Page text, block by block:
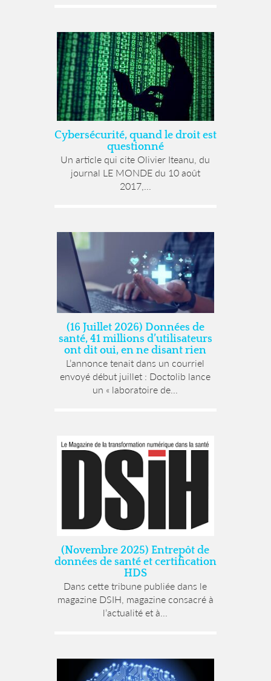
Cybersécurité, quand le droit est
questionné
Un article qui cite Olivier Iteanu, du
journal LE MONDE du 10 août
2017,...
(16 Juillet 2026) Données de
santé, 41 millions d’utilisateurs
ont dit oui, en ne disant rien
L’annonce tenait dans un courriel
envoyé début juillet : Doctolib lance
un « laboratoire de...
(Novembre 2025) Entrepôt de
données de santé et certification
HDS
Dans cette tribune publiée dans le
magazine DSIH, magazine consacré à
l’actualité et à...